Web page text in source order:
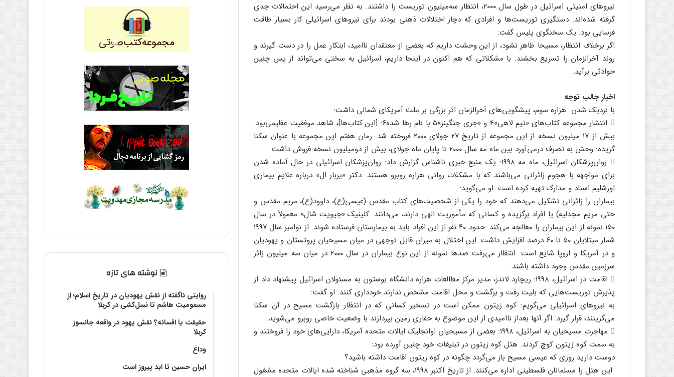
نیروهای امنیتی اسرائیل در طول سال ۲۰۰۰، انتظار سه‌میلیون توریست را داشتند. به نظر می‌رسید این احتمالات جدی
گرفته شده‌اند. دستگیری توریست‌ها و افرادی که دچار اختلالات ذهنی بودند برای نیروهای اسرائیلی کار بسیار طاقت
فرسایی بود. یک سخنگوی پلیس گفت:
اگر برخلاف انتظار، مسیحا ظاهر نشود، از این وحشت داریم که بعضی از معتقدان ناامید، ابتکار عمل را در دست گیرند و
روند آخرالزمان را تسریع بخشند. با مشکلاتی که هم اکنون در اینجا داریم، اسرائیل به سختی می‌تواند از پس چنین
حوادثی برآید.
اخبار جالب توجه
با نزدیک شدن هزاره سوم، پیشگویی‌های آخرالزمان اثر بزرگی بر ملت آمریکای شمالی داشت:
 انتشار مجموعه کتاب‌های «تیم لاهی»4 و «جری جنگینز»5 با نام رها شده۶: [این کتاب‌ها]، شاهد موفقیت عظیمی‌بود.
بیش از ۱۷ میلیون نسخه از این مجموعه از تاریخ ۲۷ جولای ۲۰۰۰ فروخته شد. رمان هفتم این مجموعه با عنوان سکنا
گزیده: وحش به تصرف درمی‌آورد بین ماه مه سال ۲۰۰۰ تا پایان ماه جولای، بیش از دومیلیون نسخه فروش داشت.
 روان‌پزشکان اسرائیل، ماه مه ۱۹۹۸: یک منبع خبری ناشناس گزارش داد: روان‌پزشکان اسرائیلی در حال آماده شدن
برای مواجهه با هجوم زائرانی می‌باشند که با مشکلات روانی هزاره روبرو هستند. دکتر «یربار ال» درباره علایم بیماری
اورشلیم اسناد و مدارک تهیه کرده است. او می‌گوید:
بیماران را زائرانی تشکیل می‌دهند که خود را یکی از شخصیت‌های کتاب مقدس (عیسی(ع)، داوود(ع)، مریم مقدس و
حتی مریم مجدلیه) یا افراد برگزیده و کسانی که مأموریت الهی دارند، می‌دانند. کلینیک «جیویت شال» معمولاً در سال
۱۵۰ نمونه از این بیماران را معالجه می‌کند. حدود ۴۰ نفر از این افراد باید به بیمارستان فرستاده شوند. از نوامبر سال ۱۹۹۷
شمار مبتلایان ۵۰ تا ۶۰ درصد افزایش داشت. این اختلال به میزان قابل توجهی در میان مسیحیان پروتستان و یهودیان
و در آمریکا و اروپا شایع است. انتظار می‌رفت صدها نمونه از این نوع بیماران در سال ۲۰۰۰ در میان سه میلیون زائر
سرزمین مقدس وجود داشته باشند.
 اقامت در اسرائیل، ۱۹۹۸: ریچارد لاندز، مدیر مرکز مطالعات هزاره دانشگاه بوستون به مسئولان اسرائیل پیشنهاد داد از
پذیرش توریست‌هایی که بلیت رفت و برگشت و محل اقامت مشخص ندارند خودداری کنند. او گفت:
به نیروهای اسرائیلی می‌گویم: کوه زیتون ممکن است در تسخیر کسانی که در انتظار بازگشت مسیح در آن سکنا
می‌گزینند، قرار گیرد. اگر آنها بعداز ناامیدی از این موضوع به حفاری زمین بپردازند با وضعیت خاصی روبرو می‌شوید.
 مهاجرت مسیحیان به اسرائیل، ۱۹۹۸: بعضی از مسیحیان اوانجلیک ایالات متحده آمریکا، دارایی‌های خود را فروختند و
به سمت کوه زیتون کوچ کردند. هتل کوه زیتون در تبلیغات خود چنین آورده بود:
دوست دارید روزی که عیسی مسیح باز می‌گردد چگونه در کوه زیتون اقامت داشته باشید؟
این هتل را مسلمانان فلسطینی اداره می‌کنند. از تاریخ اکتبر ۱۹۹۸، سه گروه مذهبی شناخته شده ایالات متحده مشغول
نوشته های تازه
روایتی ناگفته از نقش یهودیان در تاریخ اسلام؛ از
مسمومیت هاشم تا نسل‌کشی در کربلا
حقیقت یا افسانه؟‌ نقش یهود در واقعه جانسوز
کربلا
وداع
ایران حسین تا ابد پیروز است